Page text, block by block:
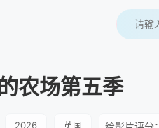
农场第五季
2026 英国